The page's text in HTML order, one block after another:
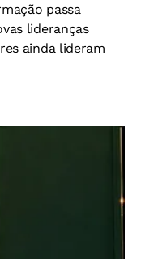
passa
lideranças
ainda lideram